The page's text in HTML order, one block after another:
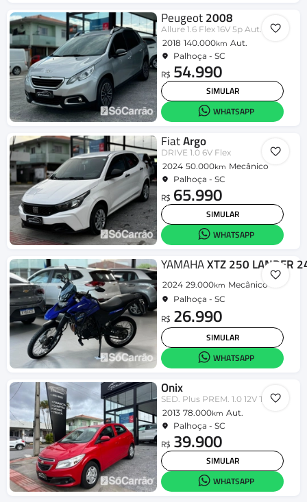
Peugeot2008
Allure 1.6 Flex 16V 5p Aut.
2018 140.000km Aut.
Palhoça - SC
R$ 54.990
SIMULAR
WHATSAPP
FiatArgo
DRIVE 1.0 6V Flex
2024 50.000km Mecânico
Palhoça - SC
R$ 65.990
SIMULAR
WHATSAPP
YAMAHAXTZ 250 LANDER
2024 29.000km Mecânico
Palhoça - SC
R$ 26.990
SIMULAR
WHATSAPP
Onix
SED. Plus PREM. 1.0 12V TB Flex Aut
2013 78.000km Aut.
Palhoça - SC
R$ 39.900
SIMULAR
WHATSAPP